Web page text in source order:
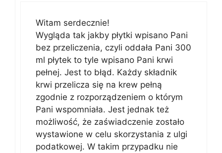
Witam serdecznie!
Wygląda tak jakby płytki wpisano Pani
bez przeliczenia, czyli oddała Pani 300
ml płytek to tyle wpisano Pani krwi
pełnej. Jest to błąd. Każdy składnik
krwi przelicza się na krew pełną
zgodnie z rozporządzeniem o którym
Pani wspomniała. Jest jednak też
możliwość, że zaświadczenie zostało
wystawione w celu skorzystania z ulgi
podatkowej. W takim przypadku nie